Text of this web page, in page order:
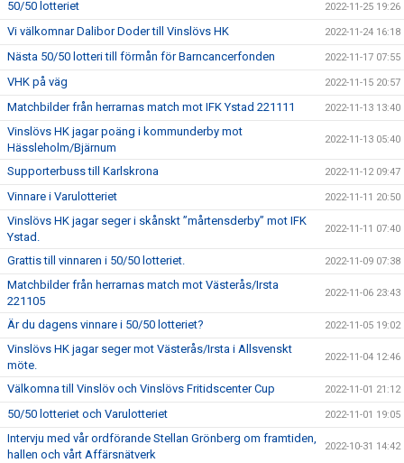
50/50 lotteriet 2022-11-25 19:26
Vi välkomnar Dalibor Doder till Vinslövs HK 2022-11-24 16:18
Nästa 50/50 lotteri till förmån för Barncancerfonden 2022-11-17 07:55
VHK på väg 2022-11-15 20:57
Matchbilder från herrarnas match mot IFK Ystad 221111 2022-11-13 13:40
Vinslövs HK jagar poäng i kommunderby mot
Hässleholm/Bjärnum
2022-11-13 05:40
Supporterbuss till Karlskrona 2022-11-12 09:47
Vinnare i Varulotteriet 2022-11-11 20:50
Vinslövs HK jagar seger i skånskt ”mårtensderby” mot IFK
Ystad.
2022-11-11 07:40
Grattis till vinnaren i 50/50 lotteriet. 2022-11-09 07:38
Matchbilder från herrarnas match mot Västerås/Irsta
221105
2022-11-06 23:43
Är du dagens vinnare i 50/50 lotteriet? 2022-11-05 19:02
Vinslövs HK jagar seger mot Västerås/Irsta i Allsvenskt
möte.
2022-11-04 12:46
Välkomna till Vinslöv och Vinslövs Fritidscenter Cup 2022-11-01 21:12
50/50 lotteriet och Varulotteriet 2022-11-01 19:05
Intervju med vår ordförande Stellan Grönberg om framtiden,
hallen och vårt Affärsnätverk
2022-10-31 14:42